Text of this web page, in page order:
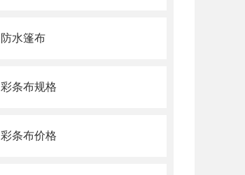
防水篷布
彩条布规格
彩条布价格